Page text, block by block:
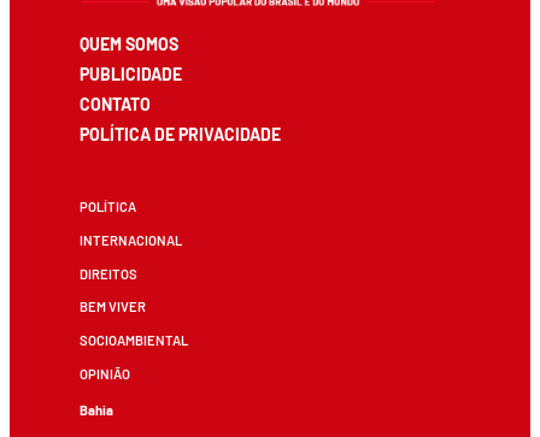
QUEM SOMOS
PUBLICIDADE
CONTATO
POLÍTICA DE PRIVACIDADE
POLÍTICA
INTERNACIONAL
DIREITOS
BEM VIVER
SOCIOAMBIENTAL
OPINIÃO
Bahia